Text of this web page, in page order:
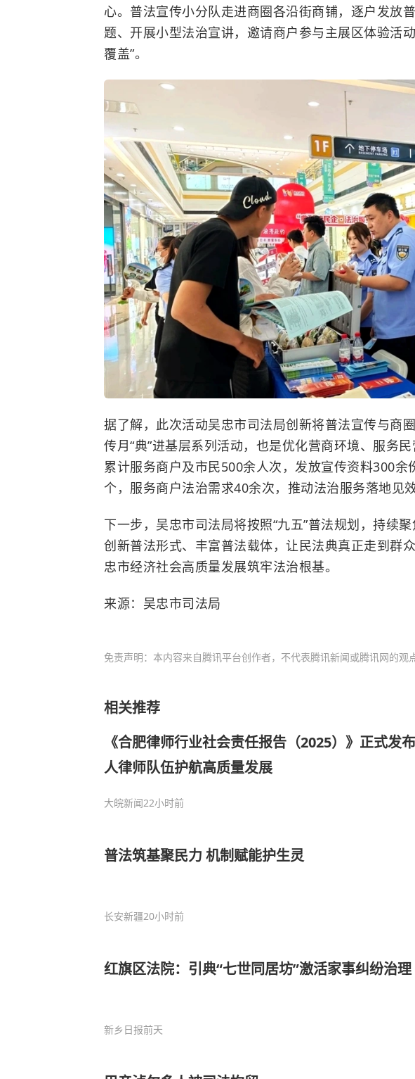
心。普法宣传小分队走进商圈各沿街商铺，逐户发放
题、开展小型法治宣讲，邀请商户参与主展区体验活
覆盖”。
据了解，此次活动吴忠市司法局创新将普法宣传与商
传月“典”进基层系列活动，也是优化营商环境、服务
累计服务商户及市民500余人次，发放宣传资料300
个，服务商户法治需求40余次，推动法治服务落地见效
下一步，吴忠市司法局将按照“九五”普法规划，持续
创新普法形式、丰富普法载体，让民法典真正走到群
忠市经济社会高质量发展筑牢法治根基。
来源：吴忠市司法局
免责声明：本内容来自腾讯平台创作者，不代表腾讯新闻或腾讯网的观
相关推荐
《合肥律师行业社会责任报告（2025）》正式发
人律师队伍护航高质量发展
大皖新闻22小时前
普法筑基聚民力 机制赋能护生灵
长安新疆20小时前
红旗区法院：引典“七世同居坊”激活家事纠纷治理
新乡日报前天